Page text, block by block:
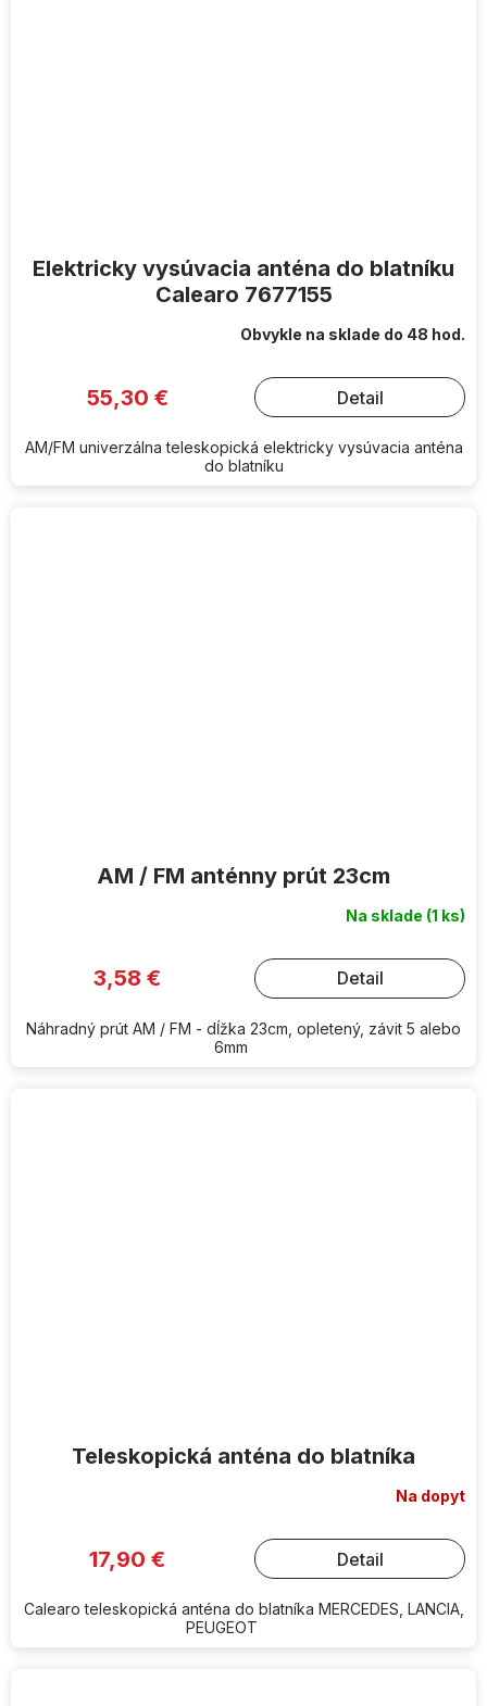
Elektricky vysúvacia anténa do blatníku
Calearo 7677155
Obvykle na sklade do 48 hod.
55,30 € Detail
AM/FM univerzálna teleskopická elektricky vysúvacia anténa
do blatníku
AM / FM anténny prút 23cm
Na sklade (1 ks)
3,58 € Detail
Náhradný prút AM / FM - dĺžka 23cm, opletený, závit 5 alebo
6mm
Teleskopická anténa do blatníka
Na dopyt
17,90 € Detail
Calearo teleskopická anténa do blatníka MERCEDES, LANCIA,
PEUGEOT